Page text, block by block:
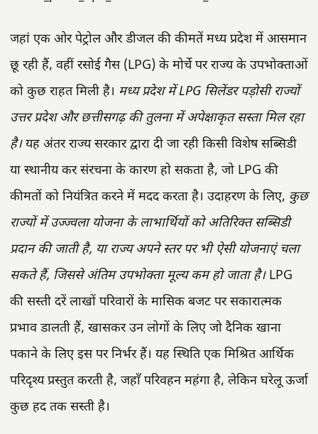
जहां एक ओर पेट्रोल और डीजल की कीमतें मध्य प्रदेश में आसमान
छू रही हैं, वहीं रसोई गैस (LPG) के मोर्चे पर राज्य के उपभोक्ताओं
को कुछ राहत मिली है। मध्य प्रदेश में LPG सिलेंडर पड़ोसी राज्यों
उत्तर प्रदेश और छत्तीसगढ़ की तुलना में अपेक्षाकृत सस्ता मिल रहा
है।यह अंतर राज्य सरकार द्वारा दी जा रही किसी विशेष सब्सिडी
या स्थानीय कर संरचना के कारण हो सकता है, जो LPG की
कीमतों को नियंत्रित करने में मदद करता है। उदाहरण के लिए, कुछ
राज्यों में उज्ज्वला योजना के लाभार्थियों को अतिरिक्त सब्सिडी
प्रदान की जाती है, या राज्य अपने स्तर पर भी ऐसी योजनाएं चला
सकते हैं, जिससे अंतिम उपभोक्ता मूल्य कम हो जाता है।LPG
की सस्ती दरें लाखों परिवारों के मासिक बजट पर सकारात्मक
प्रभाव डालती हैं, खासकर उन लोगों के लिए जो दैनिक खाना
पकाने के लिए इस पर निर्भर हैं। यह स्थिति एक मिश्रित आर्थिक
परिदृश्य प्रस्तुत करती है, जहाँ परिवहन महंगा है, लेकिन घरेलू ऊर्जा
कुछ हद तक सस्ती है।